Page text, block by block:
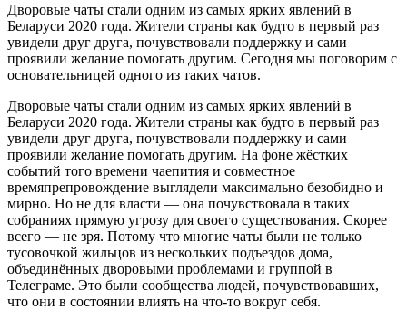
Дворовые чаты стали одним из самых ярких явлений в
Беларуси 2020 года. Жители страны как будто в первый раз
увидели друг друга, почувствовали поддержку и сами
проявили желание помогать другим. Сегодня мы поговорим с
основательницей одного из таких чатов.
Дворовые чаты стали одним из самых ярких явлений в
Беларуси 2020 года. Жители страны как будто в первый раз
увидели друг друга, почувствовали поддержку и сами
проявили желание помогать другим. На фоне жёстких
событий того времени чаепития и совместное
времяпрепровождение выглядели максимально безобидно и
мирно. Но не для власти — она почувствовала в таких
собраниях прямую угрозу для своего существования. Скорее
всего — не зря. Потому что многие чаты были не только
тусовочкой жильцов из нескольких подъездов дома,
объединённых дворовыми проблемами и группой в
Телеграме. Это были сообщества людей, почувствовавших,
что они в состоянии влиять на что-то вокруг себя.